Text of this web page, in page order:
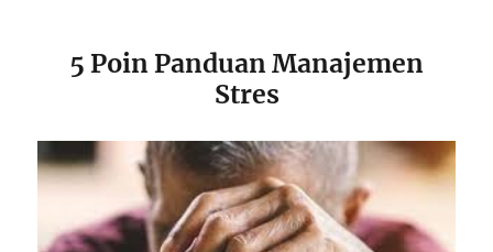
5 Poin Panduan Manajemen
Stres